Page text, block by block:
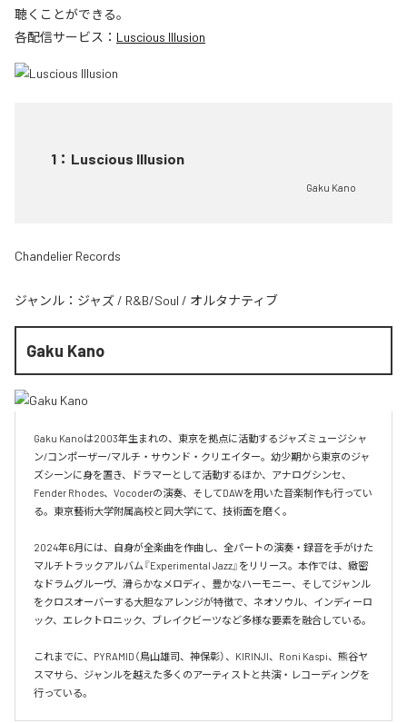
聴くことができる。
各配信サービス： Luscious Illusion
1 ： Luscious Illusion
Gaku Kano
Chandelier Records
ジャンル： ジャズ / R&B/Soul / オルタナティブ
Gaku Kano
Gaku Kanoは2003年生まれの、東京を拠点に活動するジャズミュージシャ
ン/コンポーザー/マルチ・サウンド・クリエイター。幼少期から東京のジャ
ズシーンに身を置き、ドラマーとして活動するほか、アナログシンセ、
Fender Rhodes、Vocoderの演奏、そしてDAWを用いた音楽制作も行ってい
る。東京藝術大学附属高校と同大学にて、技術面を磨く。
2024年6月には、自身が全楽曲を作曲し、全パートの演奏・録音を手がけた
マルチトラックアルバム『Experimental Jazz』をリリース。本作では、緻密
なドラムグルーヴ、滑らかなメロディ、豊かなハーモニー、そしてジャンル
をクロスオーバーする大胆なアレンジが特徴で、ネオソウル、インディーロ
ック、エレクトロニック、ブレイクビーツなど多様な要素を融合している。
これまでに、PYRAMID（鳥山雄司、神保彰）、KIRINJI、Roni Kaspi、熊谷ヤ
スマサら、ジャンルを越えた多くのアーティストと共演・レコーディングを
行っている。